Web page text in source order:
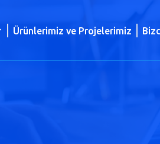
Ürünlerimiz ve Projelerimiz